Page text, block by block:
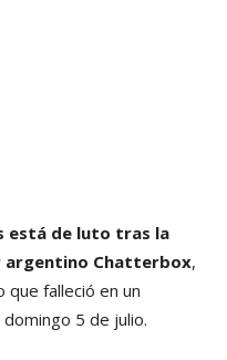
está de luto tras la
argentino Chatterbox,
falleció en un
5 de julio.